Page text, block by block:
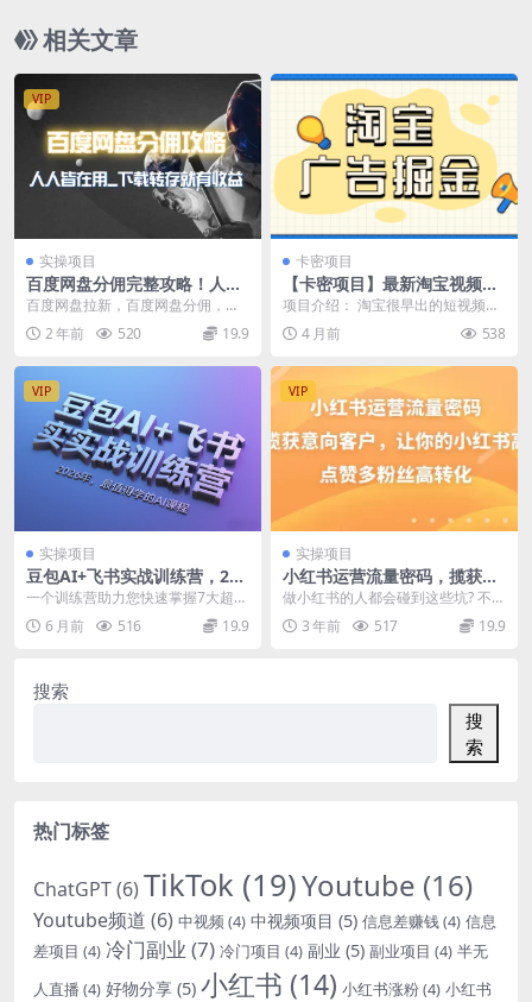
相关文章
VIP
实操项目
百度网盘分佣完整攻略！人人
皆在用，别人转存你就有收益
~
百度网盘拉新，百度网盘分佣，百
度网盘吃提成，百度网盘项目攻
略， 全网一首教程，最...
2 年前 520 19.9
卡密项目
【卡密项目】最新淘宝视频矩
阵挂机项目，全自动刷视频看
广告单号5+金额无限放大【挂
机脚本+使用教程】
项目介绍： 淘宝很早出的短视频平
台可以刷视频出金钱跟金币兑换优
惠卷跟提现 可矩阵...
4 月前 538
VIP
实操项目
豆包AI+飞书实战训练营，202
6年，最值得学的AI课程（更
一个训练营助力您快速掌握7大超级
神器，10节课，教你掌握豆包全家
桶 豆包大模型 ...
6 月前 516 19.9
VIP
实操项目
小红书运营流量密码，揽获意
向客户，让你的小红书高点赞
做小红书的人都会碰到这些坑? 不知
道 怎样定位账号，更适合自己 公
司/产品推广?...
3 年前 517 19.9
搜索
搜
索
热门标签
ChatGPT(6) TikTok (19)Youtube (16)
Youtube频道 (6) 中视频(4) 中视频项目 (5) 信息差赚钱(4) 信息
差项目 (4) 冷门副业 (7) 冷门项目 (4) 副业 (5) 副业项目 (4) 半无
人直播 (4) 好物分享 (5) 小红书 (14) 小红书涨粉(4) 小红书